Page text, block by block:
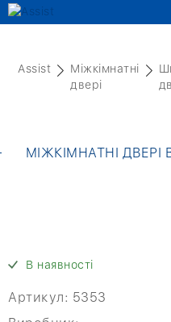
Assist
Міжкімнатні
двері
МІЖКІМНАТНІ ДВЕРІ
В наявності
Артикул: 5353